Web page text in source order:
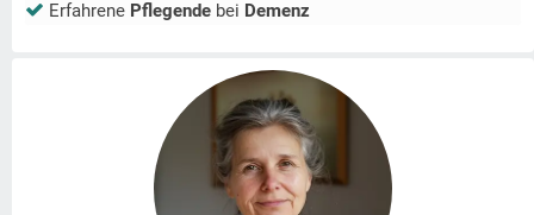
Erfahrene Pflegende bei Demenz